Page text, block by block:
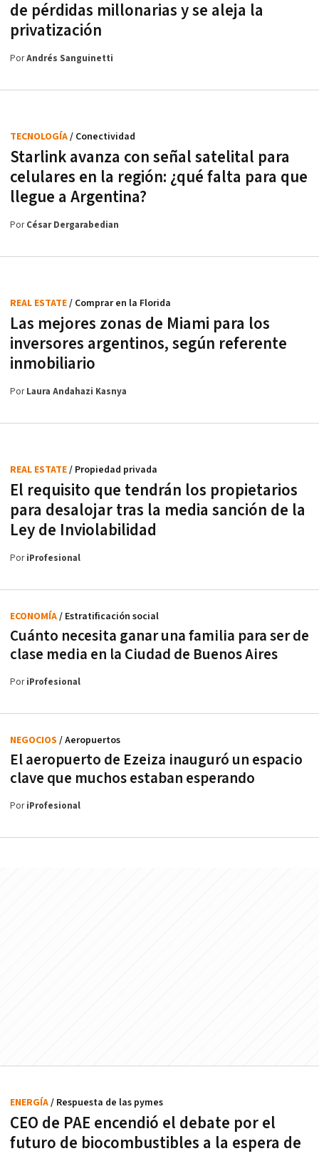
de pérdidas millonarias y se aleja la
privatización
PorAndrés Sanguinetti
Starlink avanza con señal satelital para
celulares en la región: ¿qué falta para que
llegue a Argentina?
TECNOLOGÍA/ Conectividad
PorCésar Dergarabedian
Las mejores zonas de Miami para los
inversores argentinos, según referente
inmobiliario
REAL ESTATE/ Comprar en la Florida
PorLaura Andahazi Kasnya
El requisito que tendrán los propietarios
para desalojar tras la media sanción de la
Ley de Inviolabilidad
REAL ESTATE/ Propiedad privada
PoriProfesional
Cuánto necesita ganar una familia para ser de
clase media en la Ciudad de Buenos Aires
ECONOMÍA/ Estratificación social
PoriProfesional
El aeropuerto de Ezeiza inauguró un espacio
clave que muchos estaban esperando
NEGOCIOS / Aeropuertos
PoriProfesional
CEO de PAE encendió el debate por el
futuro de biocombustibles a la espera de
ENERGÍA/ Respuesta de las pymes